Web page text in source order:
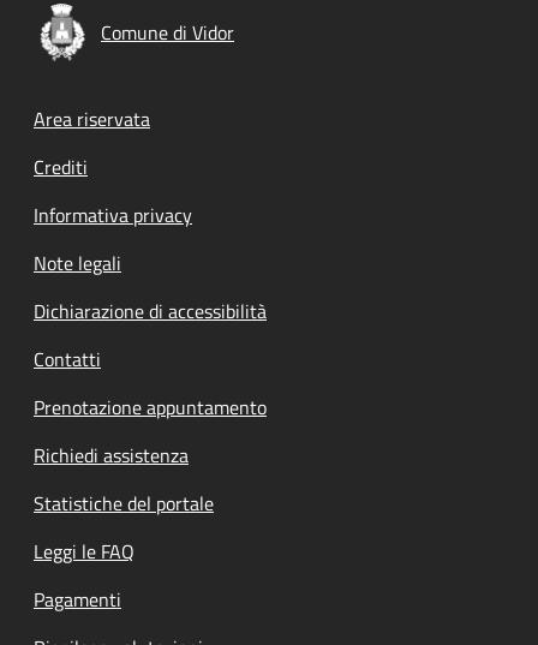
Comune di Vidor
Footer menu
Area riservata
Crediti
Informativa privacy
Note legali
Dichiarazione di accessibilità
Contatti
Prenotazione appuntamento
Richiedi assistenza
Statistiche del portale
Leggi le FAQ
Pagamenti